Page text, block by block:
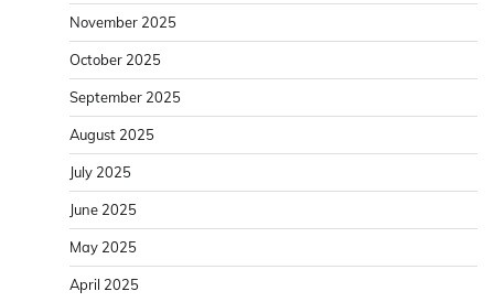
November 2025
October 2025
September 2025
August 2025
July 2025
June 2025
May 2025
April 2025